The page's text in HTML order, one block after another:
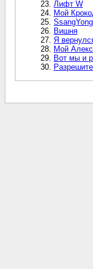
Лифт W
Мой
Вишня
Я
Мой
Вот мы и